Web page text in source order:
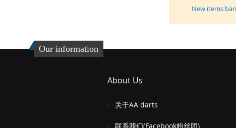
New items
Our information
About Us
关于AA darts
联系我们(Facebook粉丝团)